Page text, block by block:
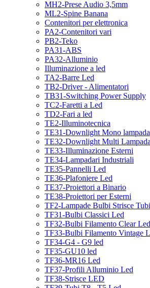
MH2-Prese Audio 3,5mm
ML2-Spine Banana
Contenitori per elettronica
PA2-Contenitori vari
PB2-Teko
PA31-ABS
PA32-Alluminio
Illuminazione a led
TA2-Barre Led
TB2-Driver - Alimentatori
TB31-Switching Power Supply
TC2-Faretti a Led
TD2-Fari a led
TE2-Illuminotecnica
TE31-Downlight Mono lampada
TE32-Downlight Multi Lampada
TE33-Illuminazione Esterni
TE34-Lampadari Industriali
TE35-Pannelli Led
TE36-Plafoniere Led
TE37-Proiettori a Binario
TE38-Proiettori per Esterni
TF2-Lampade Bulbi Strisce
TF31-Bulbi Classici Led
TF32-Bulbi Filamento Clear Led
TF33-Bulbi Filamento Vintage
TF34-G4 - G9 led
TF35-GU10 led
TF36-MR16 Led
TF37-Profili Alluminio Led
TF38-Strisce LED